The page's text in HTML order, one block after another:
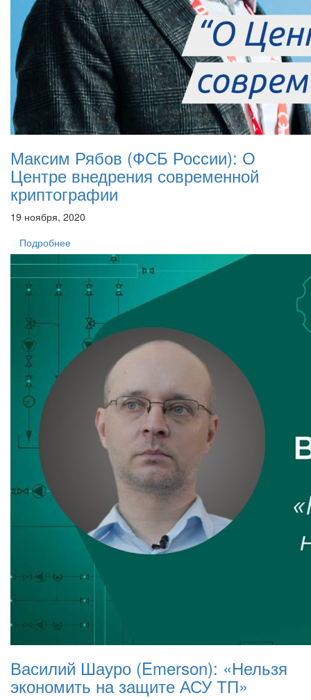
Максим Рябов (ФСБ России): О
Центре внедрения современной
криптографии
19 ноября, 2020
Подробнее
Василий Шауро (Emerson): «Нельзя
экономить на защите АСУ ТП»